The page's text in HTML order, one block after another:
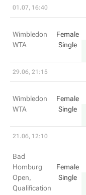
01.07, 16:40
Wimbledon
WTA
Female
Single
29.06, 21:15
Wimbledon
WTA
Female
Single
21.06, 12:10
Bad
Homburg
Open,
Qualification
Female
Single